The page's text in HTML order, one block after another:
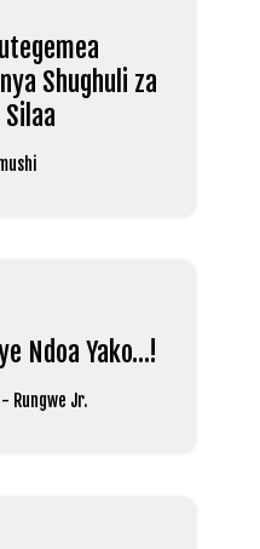
Shughuli za
Ndoa Yako…!
- Rungwe Jr.